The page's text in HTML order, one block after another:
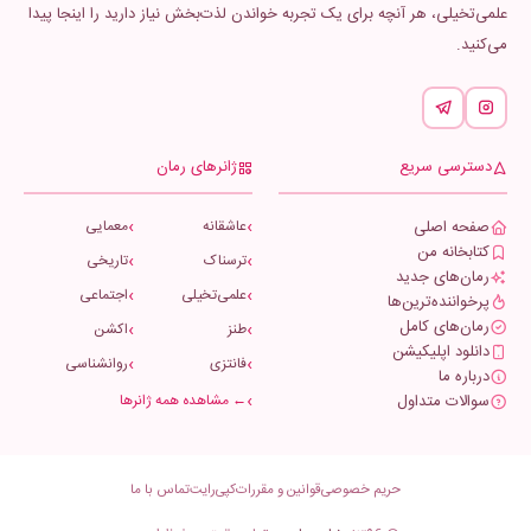
علمی‌تخیلی، هر آنچه برای یک تجربه خواندن لذت‌بخش نیاز دارید را اینجا پیدا
می‌کنید.
دسترسی سریع
صفحه اصلی
کتابخانه من
رمان‌های جدید
پرخواننده‌ترین‌ها
رمان‌های کامل
دانلود اپلیکیشن
درباره ما
سوالات متداول
ژانرهای رمان
عاشقانه
معمایی
ترسناک
تاریخی
علمی‌تخیلی
اجتماعی
طنز
اکشن
فانتزی
روانشناسی
← مشاهده همه ژانرها
حریم خصوصیقوانین و مقرراتکپی‌رایتتماس با ما